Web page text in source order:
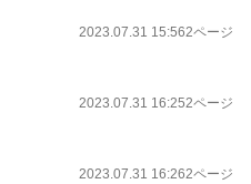
2023.07.31 15:562ページ
2023.07.31 16:252ページ
2023.07.31 16:262ページ